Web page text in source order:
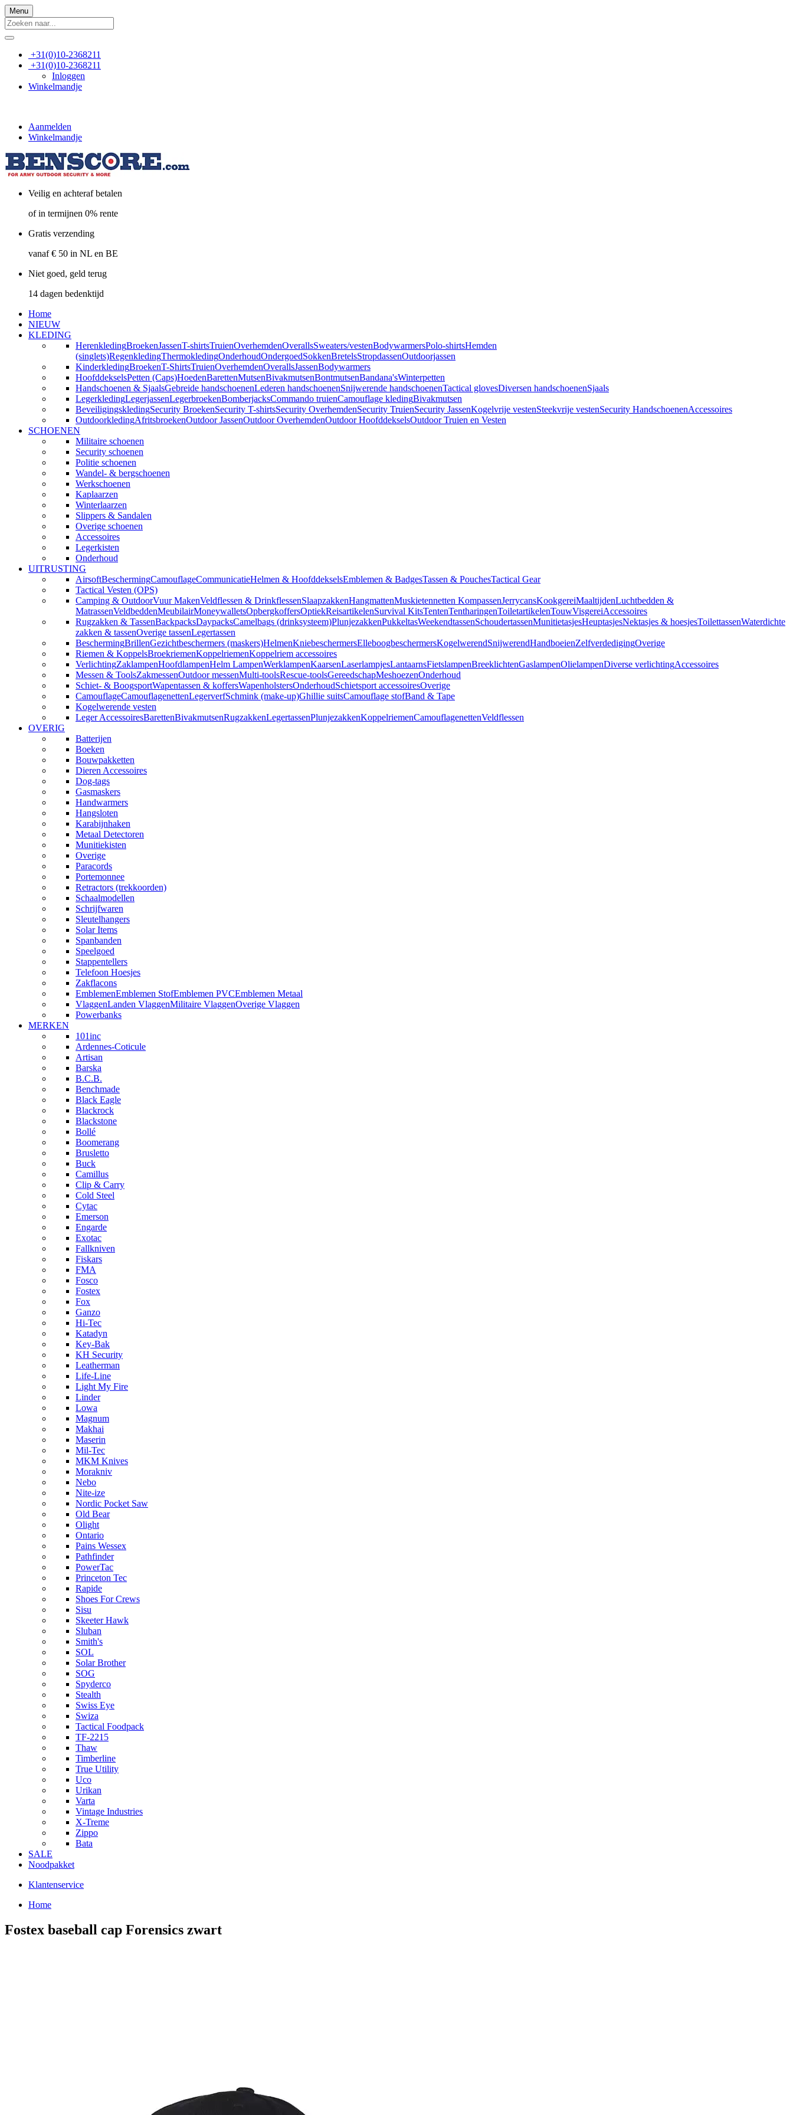
Menu
+31(0)10-2368211
+31(0)10-2368211
Inloggen
Winkelmandje
Aanmelden
Winkelmandje
Veilig en achteraf betalen
of in termijnen 0% rente
Gratis verzending
vanaf € 50 in NL en BE
Niet goed, geld terug
14 dagen bedenktijd
Home
NIEUW
KLEDING
HerenkledingBroekenJassenT-shirtsTruienOverhemdenOverallsSweaters/vestenBodywarmersPolo-shirtsHemden
(singlets)RegenkledingThermokledingOnderhoudOndergoedSokkenBretelsStropdassenOutdoorjassen
KinderkledingBroekenT-ShirtsTruienOverhemdenOverallsJassenBodywarmers
HoofddekselsPetten (Caps)HoedenBarettenMutsenBivakmutsenBontmutsenBandana'sWinterpetten
Handschoenen & SjaalsGebreide handschoenenLederen handschoenenSnijwerende handschoenenTactical glovesDiversen handschoenenSjaals
LegerkledingLegerjassenLegerbroekenBomberjacksCommando truienCamouflage kledingBivakmutsen
BeveiligingskledingSecurity BroekenSecurity T-shirtsSecurity OverhemdenSecurity TruienSecurity JassenKogelvrije vestenSteekvrije vestenSecurity HandschoenenAccessoires
OutdoorkledingAfritsbroekenOutdoor JassenOutdoor OverhemdenOutdoor HoofddekselsOutdoor Truien en Vesten
SCHOENEN
Militaire schoenen
Security schoenen
Politie schoenen
Wandel- & bergschoenen
Werkschoenen
Kaplaarzen
Winterlaarzen
Slippers & Sandalen
Overige schoenen
Accessoires
Legerkisten
Onderhoud
UITRUSTING
AirsoftBeschermingCamouflageCommunicatieHelmen & HoofddekselsEmblemen & BadgesTassen & PouchesTactical Gear
Tactical Vesten (OPS)
Camping & OutdoorVuur MakenVeldflessen & DrinkflessenSlaapzakkenHangmattenMuskietennetten KompassenJerrycansKookgereiMaaltijdenLuchtbedden &
MatrassenVeldbeddenMeubilairMoneywalletsOpbergkoffersOptiekReisartikelenSurvival KitsTentenTentharingenToiletartikelenTouwVisgereiAccessoires
Rugzakken & TassenBackpacksDaypacksCamelbags (drinksysteem)PlunjezakkenPukkeltasWeekendtassenSchoudertassenMunitietasjesHeuptasjesNektasjes & hoesjesToilettassenWaterdichte
zakken & tassenOverige tassenLegertassen
BeschermingBrillenGezichtbeschermers (maskers)HelmenKniebeschermersElleboogbeschermersKogelwerendSnijwerendHandboeienZelfverdedigingOverige
Riemen & KoppelsBroekriemenKoppelriemenKoppelriem accessoires
VerlichtingZaklampenHoofdlampenHelm LampenWerklampenKaarsenLaserlampjesLantaarnsFietslampenBreeklichtenGaslampenOlielampenDiverse verlichtingAccessoires
Messen & ToolsZakmessenOutdoor messenMulti-toolsRescue-toolsGereedschapMeshoezenOnderhoud
Schiet- & BoogsportWapentassen & koffersWapenholstersOnderhoudSchietsport accessoiresOverige
CamouflageCamouflagenettenLegerverfSchmink (make-up)Ghillie suitsCamouflage stofBand & Tape
Kogelwerende vesten
Leger AccessoiresBarettenBivakmutsenRugzakkenLegertassenPlunjezakkenKoppelriemenCamouflagenettenVeldflessen
OVERIG
Batterijen
Boeken
Bouwpakketten
Dieren Accessoires
Dog-tags
Gasmaskers
Handwarmers
Hangsloten
Karabijnhaken
Metaal Detectoren
Munitiekisten
Overige
Paracords
Portemonnee
Retractors (trekkoorden)
Schaalmodellen
Schrijfwaren
Sleutelhangers
Solar Items
Spanbanden
Speelgoed
Stappentellers
Telefoon Hoesjes
Zakflacons
EmblemenEmblemen StofEmblemen PVCEmblemen Metaal
VlaggenLanden VlaggenMilitaire VlaggenOverige Vlaggen
Powerbanks
MERKEN
101inc
Ardennes-Coticule
Artisan
Barska
B.C.B.
Benchmade
Black Eagle
Blackrock
Blackstone
Bollé
Boomerang
Brusletto
Buck
Camillus
Clip & Carry
Cold Steel
Cytac
Emerson
Engarde
Exotac
Fallkniven
Fiskars
FMA
Fosco
Fostex
Fox
Ganzo
Hi-Tec
Katadyn
Key-Bak
KH Security
Leatherman
Life-Line
Light My Fire
Linder
Lowa
Magnum
Makhai
Maserin
Mil-Tec
MKM Knives
Morakniv
Nebo
Nite-ize
Nordic Pocket Saw
Old Bear
Olight
Ontario
Pains Wessex
Pathfinder
PowerTac
Princeton Tec
Rapide
Shoes For Crews
Sisu
Skeeter Hawk
Sluban
Smith's
SOL
Solar Brother
SOG
Spyderco
Stealth
Swiss Eye
Swiza
Tactical Foodpack
TF-2215
Thaw
Timberline
True Utility
Uco
Urikan
Varta
Vintage Industries
X-Treme
Zippo
Bata
SALE
Noodpakket
Klantenservice
Home
Fostex baseball cap Forensics zwart